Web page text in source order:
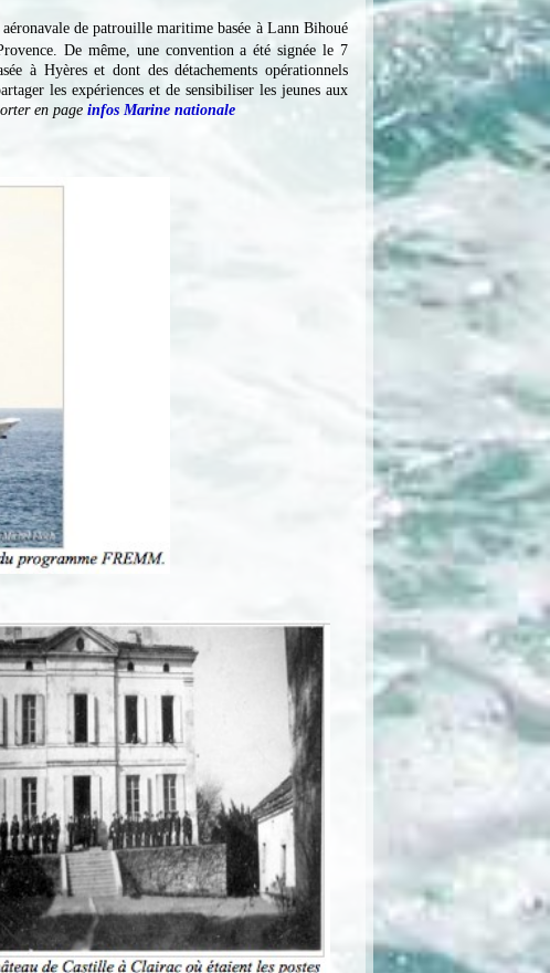
de patrouille maritime basée à Lann Bihoué
De même, une convention a été signée le 7
à Hyères et dont des détachements opérationnels
les expériences et de sensibiliser les jeunes aux
en page infos Marine nationale